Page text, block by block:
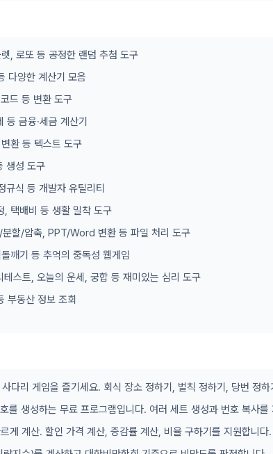
, 로또 등 공정한 랜덤 추첨 도구
다양한 계산기 모음
드 등 변환 도구
금융·세금 계산기
환 등 텍스트 도구
생성 도구
식 등 개발자 유틸리티
, 택배비 등 생활 밀착 도구
할/압축, PPT/Word 변환 등 파일 처리 도구
깨기 등 추억의 중독성 웹게임
스트, 오늘의 운세, 궁합 등 재미있는 심리 도구
부동산 정보 조회
다리 게임을 즐기세요. 회식 장소 정하기, 벌칙 정하기, 당번 정
를 생성하는 무료 프로그램입니다. 여러 세트 생성과 번호 복사를
게 계산. 할인 가격 계산, 증감률 계산, 비율 구하기를 지원합니다.